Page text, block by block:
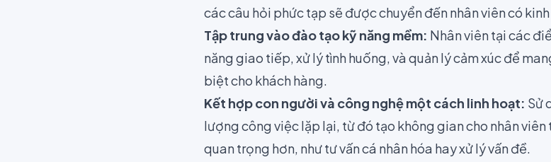
các câu hỏi phức tạp sẽ được chuyển đến nhân viên có
Tập trung vào đào tạo kỹ năng mềm: Nhân viên tại các
năng giao tiếp, xử lý tình huống, và quản lý cảm xúc để
biệt cho khách hàng.
Kết hợp con người và công nghệ một cách linh hoạt: Sử
lượng công việc lặp lại, từ đó tạo không gian cho nhân viên
quan trọng hơn, như tư vấn cá nhân hóa hay xử lý vấn đề.